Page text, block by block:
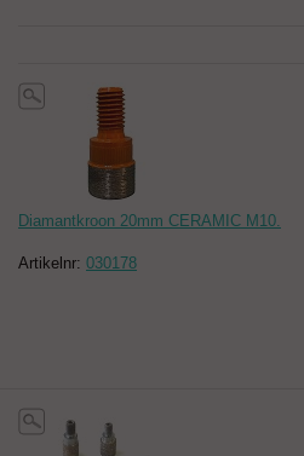
Diamantkroon 20mm CERAMIC M10.
Artikelnr: 030178